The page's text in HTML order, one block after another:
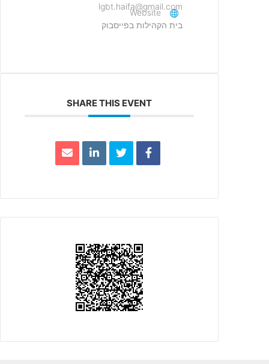
lgbt.haifa@gmail.com
Website
בית הקהילות בפייסבוק
SHARE THIS EVENT